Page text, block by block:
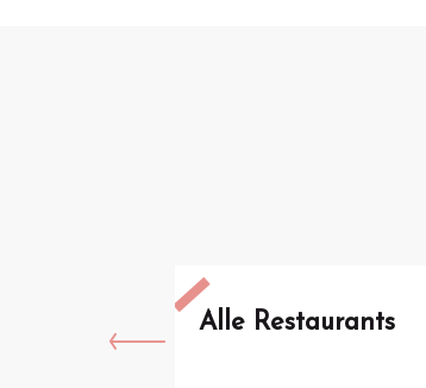
Alle Restaurants